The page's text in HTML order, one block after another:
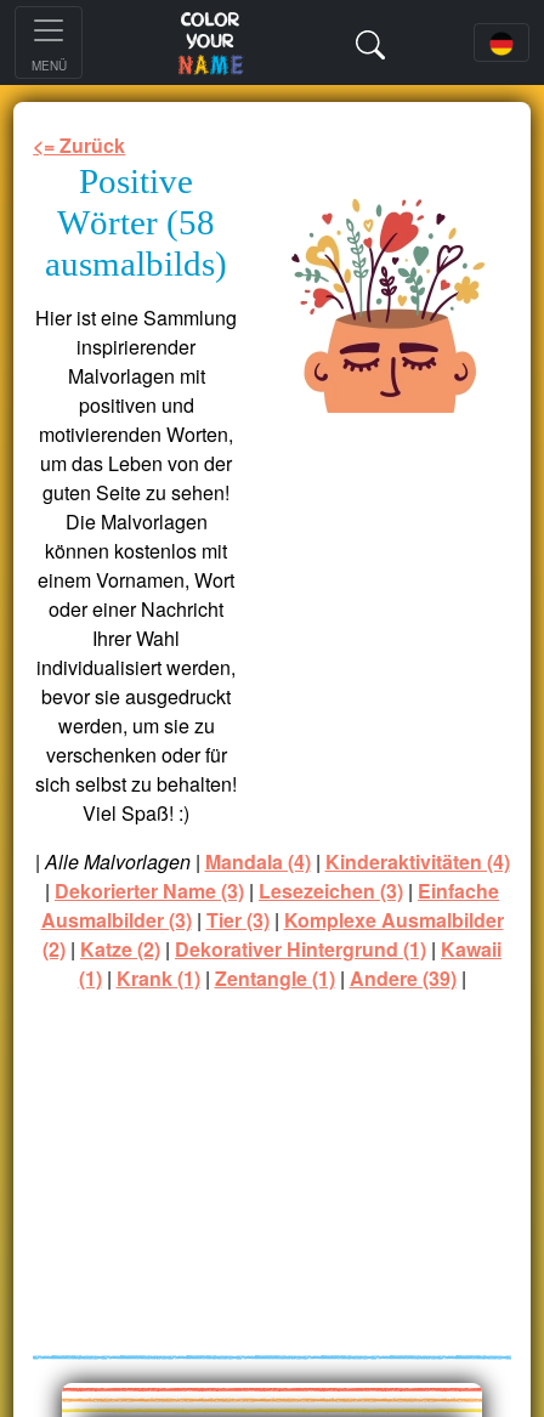
MENÜ
<= Zurück
Positive
Wörter (58
ausmalbilds)
Hier ist eine Sammlung
inspirierender
Malvorlagen mit
positiven und
motivierenden Worten,
um das Leben von der
guten Seite zu sehen!
Die Malvorlagen
können kostenlos mit
einem Vornamen, Wort
oder einer Nachricht
Ihrer Wahl
individualisiert werden,
bevor sie ausgedruckt
werden, um sie zu
verschenken oder für
sich selbst zu behalten!
Viel Spaß! :)
|Alle Malvorlagen| Mandala (4)| Kinderaktivitäten (4)
| Dekorierter Name (3) | Lesezeichen (3) | Einfache
Ausmalbilder (3)| Tier (3)| Komplexe Ausmalbilder
(2) | Katze (2) | Dekorativer Hintergrund (1) | Kawaii
(1)| Krank (1)| Zentangle (1)| Andere (39)|